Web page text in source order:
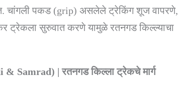
चांगली पकड (grip) असलेले ट्रेकिंग शूज वापरणे,
ट्रेकला सुरुवात करणे यामुळे रतनगड किल्ल्याचा
Samrad) | रतनगड किल्ला ट्रेकचे मार्ग